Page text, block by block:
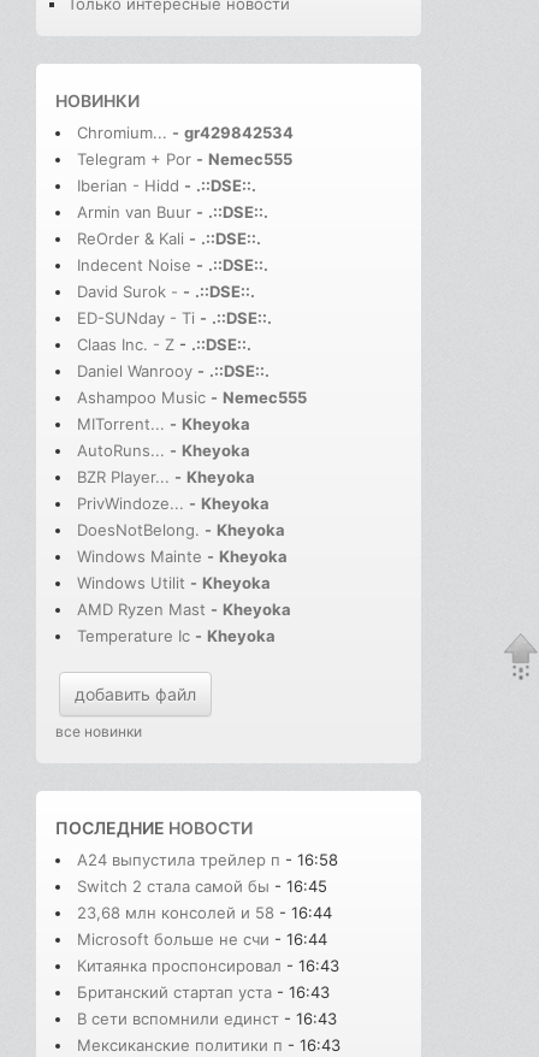
Только интересные новости
НОВИНКИ
Chromium... - gr429842534
Telegram + Por - Nemec555
Iberian - Hidd - .::DSE::.
Armin van Buur - .::DSE::.
ReOrder & Kali - .::DSE::.
Indecent Noise - .::DSE::.
David Surok - - .::DSE::.
ED-SUNday - Ti - .::DSE::.
Claas Inc. - Z - .::DSE::.
Daniel Wanrooy - .::DSE::.
Ashampoo Music - Nemec555
MITorrent... - Kheyoka
AutoRuns... - Kheyoka
BZR Player... - Kheyoka
PrivWindoze... - Kheyoka
DoesNotBelong. - Kheyoka
Windows Mainte - Kheyoka
Windows Utilit - Kheyoka
AMD Ryzen Mast - Kheyoka
Temperature Ic - Kheyoka
добавить файл
все новинки
ПОСЛЕДНИЕ НОВОСТИ
A24 выпустила трейлер п - 16:58
Switch 2 стала самой бы - 16:45
23,68 млн консолей и 58 - 16:44
Microsoft больше не счи - 16:44
Китаянка проспонсировал - 16:43
Британский стартап уста - 16:43
В сети вспомнили единст - 16:43
Мексиканские политики п - 16:43